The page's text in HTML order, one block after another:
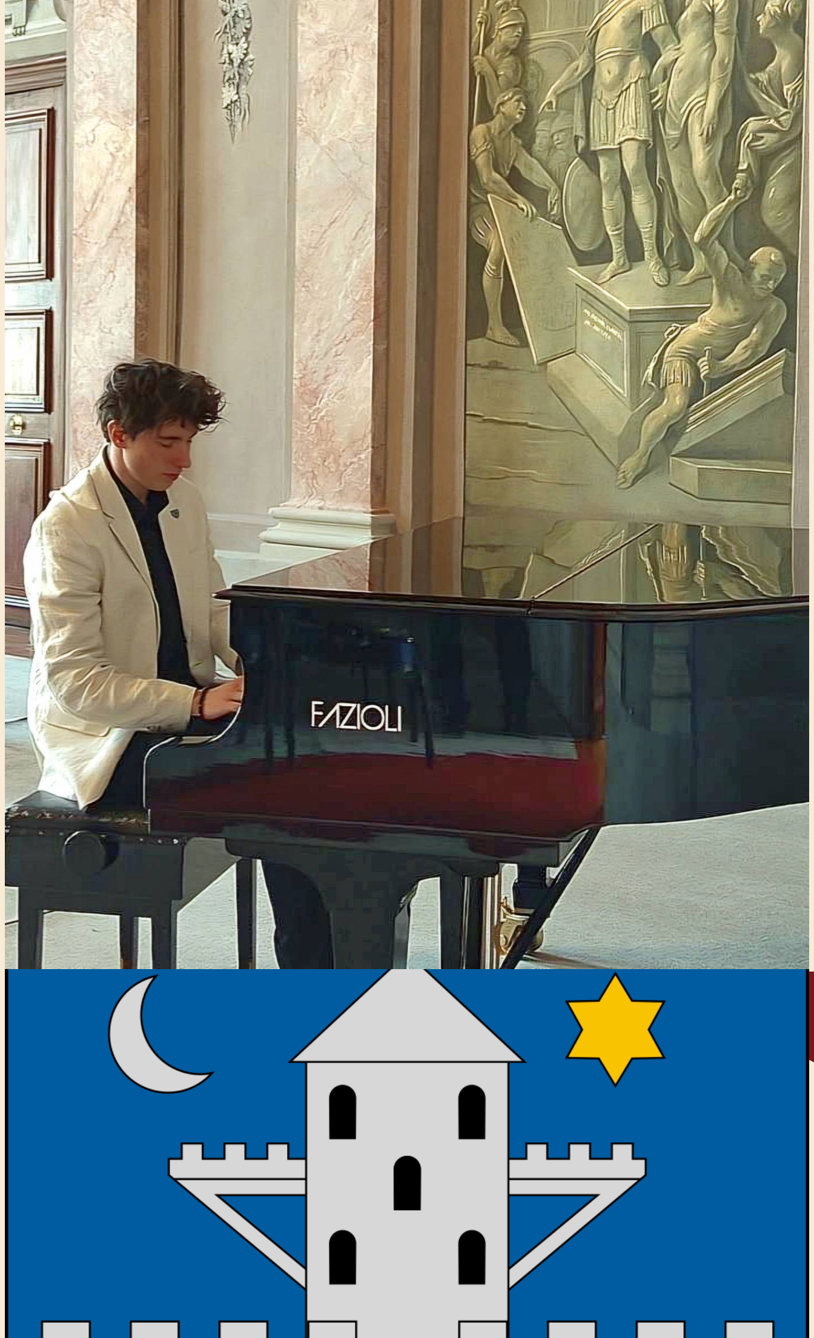
TÁMOGATÓK
Főtámogató: